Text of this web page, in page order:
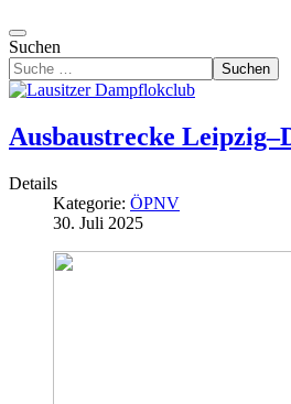
Suchen
Suchen
Ausbaustrecke
Details
Kategorie: ÖPNV
30. Juli 2025